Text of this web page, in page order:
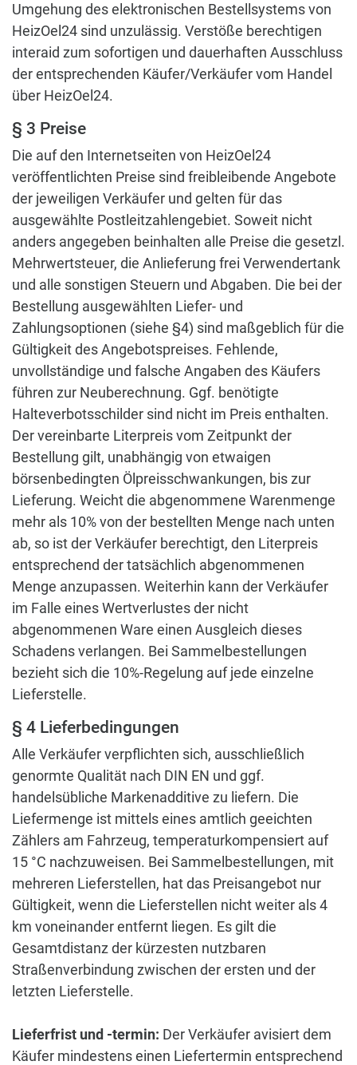
Umgehung des elektronischen Bestellsystems von
HeizOel24 sind unzulässig. Verstöße berechtigen
interaid zum sofortigen und dauerhaften Ausschluss
der entsprechenden Käufer/Verkäufer vom Handel
über HeizOel24.
§ 3 Preise
Die auf den Internetseiten von HeizOel24
veröffentlichten Preise sind freibleibende Angebote
der jeweiligen Verkäufer und gelten für das
ausgewählte Postleitzahlengebiet. Soweit nicht
anders angegeben beinhalten alle Preise die gesetzl.
Mehrwertsteuer, die Anlieferung frei Verwendertank
und alle sonstigen Steuern und Abgaben. Die bei der
Bestellung ausgewählten Liefer- und
Zahlungsoptionen (siehe §4) sind maßgeblich für die
Gültigkeit des Angebotspreises. Fehlende,
unvollständige und falsche Angaben des Käufers
führen zur Neuberechnung. Ggf. benötigte
Halteverbotsschilder sind nicht im Preis enthalten.
Der vereinbarte Literpreis vom Zeitpunkt der
Bestellung gilt, unabhängig von etwaigen
börsenbedingten Ölpreisschwankungen, bis zur
Lieferung. Weicht die abgenommene Warenmenge
mehr als 10% von der bestellten Menge nach unten
ab, so ist der Verkäufer berechtigt, den Literpreis
entsprechend der tatsächlich abgenommenen
Menge anzupassen. Weiterhin kann der Verkäufer
im Falle eines Wertverlustes der nicht
abgenommenen Ware einen Ausgleich dieses
Schadens verlangen. Bei Sammelbestellungen
bezieht sich die 10%-Regelung auf jede einzelne
Lieferstelle.
§ 4 Lieferbedingungen
Alle Verkäufer verpflichten sich, ausschließlich
genormte Qualität nach DIN EN und ggf.
handelsübliche Markenadditive zu liefern. Die
Liefermenge ist mittels eines amtlich geeichten
Zählers am Fahrzeug, temperaturkompensiert auf
15 °C nachzuweisen. Bei Sammelbestellungen, mit
mehreren Lieferstellen, hat das Preisangebot nur
Gültigkeit, wenn die Lieferstellen nicht weiter als 4
km voneinander entfernt liegen. Es gilt die
Gesamtdistanz der kürzesten nutzbaren
Straßenverbindung zwischen der ersten und der
letzten Lieferstelle.
Lieferfrist und -termin: Der Verkäufer avisiert dem
Käufer mindestens einen Liefertermin entsprechend